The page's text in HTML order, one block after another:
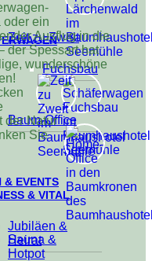
Fuchsbau
Zeit zu Zweit
Baum-Office
& EVENTS
Jubiläen &
Heirat
oder ein
Ausflug in die
der Spessart hat
wunderschöne
der Natur
Sie
& VITAL
Sauna &
Hotpot